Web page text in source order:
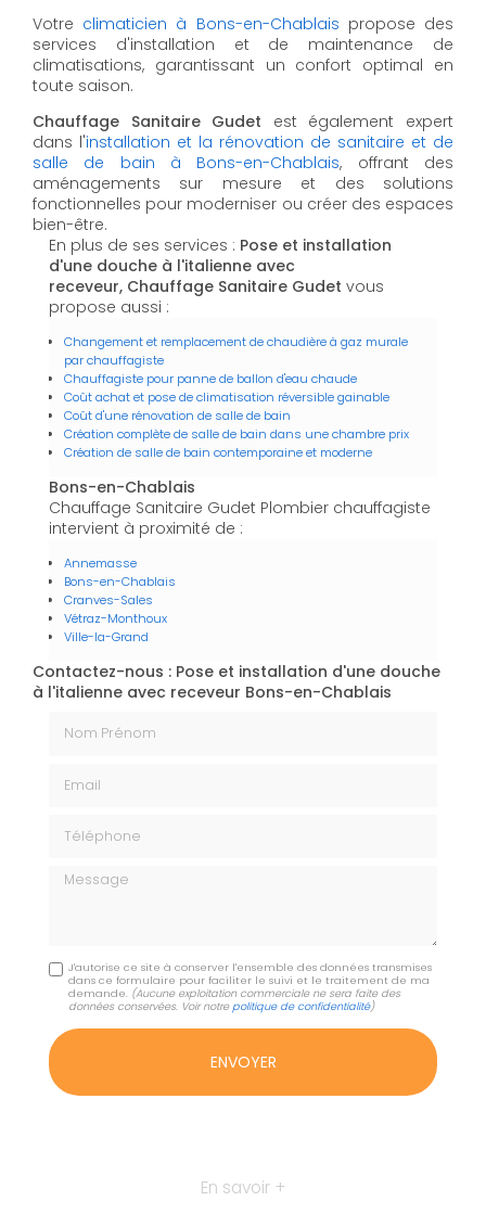
Votre climaticien à Bons-en-Chablais propose des
services d'installation et de maintenance de
climatisations, garantissant un confort optimal en
toute saison.
Chauffage Sanitaire Gudet est également expert
dans l'installation et la rénovation de sanitaire et de
salle de bain à Bons-en-Chablais, offrant des
aménagements sur mesure et des solutions
fonctionnelles pour moderniser ou créer des espaces
bien-être.
En plus de ses services : Pose et installation
d'une douche à l'italienne avec
receveur, Chauffage Sanitaire Gudet vous
propose aussi :
Changement et remplacement de chaudière à gaz murale
par chauffagiste
Chauffagiste pour panne de ballon d'eau chaude
Coût achat et pose de climatisation réversible gainable
Coût d'une rénovation de salle de bain
Création complète de salle de bain dans une chambre prix
Création de salle de bain contemporaine et moderne
Bons-en-Chablais
Chauffage Sanitaire Gudet Plombier chauffagiste
intervient à proximité de :
Annemasse
Bons-en-Chablais
Cranves-Sales
Vétraz-Monthoux
Ville-la-Grand
Contactez-nous : Pose et installation d'une douche
à l'italienne avec receveur Bons-en-Chablais
Message
J'autorise ce site à conserver l'ensemble des données transmises
dans ce formulaire pour faciliter le suivi et le traitement de ma
demande. (Aucune exploitation commerciale ne sera faite des
données conservées. Voir notrepolitique de confidentialité)
En savoir +